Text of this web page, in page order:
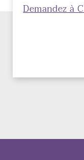
Demandez à